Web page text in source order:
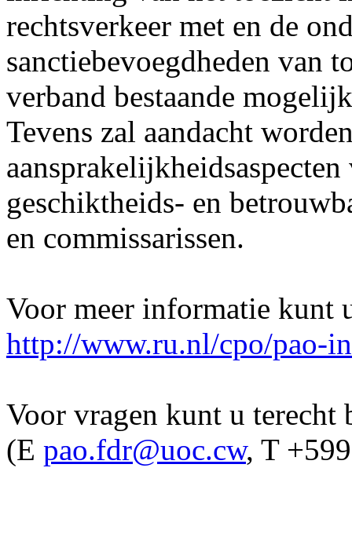
rechtsverkeer met en de
sanctiebevoegdheden van
verband bestaande
Tevens zal aandacht
geschiktheids- en
en commissarissen.
Voor meer informatie kunt
http://www.ru.nl/cpo/pao-
Voor vragen kunt u terecht
(E pao.fdr@uoc.cw, T